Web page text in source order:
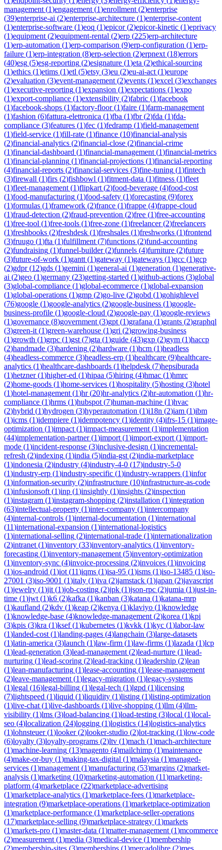
management (1)engagement (1)enrollment (2)enterprise
(39)enterprise-ai (2)enterprise-architecture (1)enterprise-content
(1)enterprise-software (1)eoq (1)epicor(2)epicor-kinetic (1)eprivacy
(1)equipment (2)equipment-rental (2)erp (225)erp-architecture
(1)erp-automation (1)erp-comparison (9)erp-configuration (1)erp-
failure (1)erp-integration (8)erp-selection (2)erpnext (18)errors
(40)esg (5)esg-reporting (2)esignature (1)eta (2)ethical-sourcing
(1)ethics (1)etims (1)etl (5)etsy (3)eu (2)eu-ai-act (1)europe
(2)evaluation (3)event-management (2)events (1)excel (3)exchanges
(1)executive-reporting (1)expansion (1)expectations (1)expo
(1)export-compliance (1)extensibility (2)fabric (1)facebook
(1)facebook-shops (1)factory-floor(1)faire (1)farm-management
(1)fashion (6)fattura-elettronica (1)fba (1)fbr(2)fda (1)fda-
compliance (3)features (1)fec (1)fedramp (1)field-management
(1)field-service (1)fill-rate (1)finance (10)financial-analysis
(2)financial-analytics (2)financial-close (2)financial-crime
(1)financial-dashboard (1)financial-management (1)financial-metrics
(1)financial-planning (1)financial-projections (1)financial-reporting
(4)financial-reports (2)financial-services (3)fine-tuning (1)fintech
(3)firewall (1)firs (2)fishbowl (1)fitment-data (1)fitness (1)fleet
(1)fleet-management (1)flipkart (2)food-beverage (4)food-cost
(1)food-manufacturing (1)food-safety (1)forecasting (9)forex
(1)formulas (1)framework (2)france (1)frappe (4)frappe-cloud
(1)fraud-detection (2)fraud-prevention (2)free (1)free-accounting
(1)free-tool (1)free-tools (1)free-zone (1)freelancer(2)freelancers
(1)freshbooks (2)freshdesk (1)freshsales (1)freshworks (1)frontend
(3)fruugo (1)fta (1)fulfillment (7)functions (2)fund-accounting
(2)fundraising (1)funnel-builder(2)funnels (4)furniture (2)future
(3)future-of-work (1)gantt (1)gateway (1)gateways (1)gcc (1)gcp
(2)gdpr(12)gds (1)gemini (1)general-ai (1)generation (1)generative-
ai (2)geo (1)germany (23)getting-started (1)github-actions (3)global
(3)global-compliance (1)global-ecommerce (1)global-expansion
(1)global-operations (1)gmp (2)go-live (2)gobd (1)gohighlevel
(76)google (1)google-analytics (2)google-business (1)google-
business-profile (1)google-cloud (2)google-pay (1)google-reviews
(1)governance (8)government (3)gpt (1)grafana (1)grants (2)graphql
(3)green-it (1)green-warehouse (1)gri (2)growing-business
(1)growth (1)grpc (1)gst (7)gta (1)guide (43)gxp (2)gym (1)haccp
(2)handmade (3)hardening (2)hardware (1)hcm (1)headless
(4)headless-commerce (3)headless-erp (1)healthcare (9)healthcare-
analytics (1)healthcare-dashboards (1)helpdesk (7)hepsiburada
(1)hetzner(1)higher-ed (1)hipaa (5)hiring (4)hmac (1)hmrc
(2)home-goods (1)home-services (1)hospitality (5)hosting (3)hotel
(1)hotel-management (1)hr(20)hr-analytics (2)hr-automation (1)hr-
compliance (1)hrms (1)hubspot (7)human-machine (1)hvac
(2)hybrid (1)hydrogen (3)hyperautomation (1)i18n (2)iam (1)ibm
(1)icms (1)idempiere (1)idempotency (1)identity (4)ifrs-15 (1)image-
optimization (1)impact (1)impact-measurement (1)implementation
(44)implementation-partner(1)import (1)import-export (1)import-
mode (1)incident-response (3)inclusive-design (1)incremental-
refresh (2)indexing (1)india (5)india-gst (2)india-marketplace
(1)indonesia (2)industry (4)industry-4-0 (17)industry-5-0
(1)industry-erp (1)industry-specific (1)industry-wrappers (1)infor
(1)information-security (2)infrastructure (10)infrastructure-as-code
(1)infusionsoft (1)inp (1)insightly (1)insights (2)inspection
(1)instagram (1)instagram-shopping (2)installation (1)integration
(63)intellectual-property (1)inter-company (1)intercompany
(4)internal-controls (1)internal-documentation (1)international
(11)international-expansion (1)international-logistics
(1)international-selling (2)international-trade (1)internationalization
(2)intranet (1)inventory (33)inventory-analytics (1)inventory-
forecasting (1)inventory-management (5)inventory-optimization
(1)inventory-sync (4)invoice-processing (2)invoices (1)invoicing
(1)ios-android (1)iot (11)iqms (1)isa-95 (1)isms (1)iso-13485 (1)iso-
27001 (3)iso-9001 (1)italy (1)iva (2)jamstack (1)japan (2)javascript
(1)jewelry (1)jit (1)job-costing (2)jpk (1)json-rpc (2)jumia (1)just-in-
time (1)jwt (1)k6 (2)kafka (1)kanban (3)katana (1)katana-mrp
(1)kaufland (2)kdv (1)keap (2)kenya (1)klaviyo (1)knowledge
(1)knowledge-base (4)knowledge-management (2)korea (1)kpi
(3)kpis (3)kra (1)ksef(1)kubernetes (1)kvkk (1)kyc (1)labor-law
(1)landed-cost (1)landing-pages (4)langchain (3)large-datasets
(1)latin-america (3)launch (1)law-firm (1)law-firms (1)lazada (1)lcp
(1)lead-generation (3)lead-management (2)lead-nurture (1)lead-
nurturing (1)lead-scoring (2)lead-tracking (1)leadership (2)lean
(1)lean-manufacturing (1)lease-accounting (1)lease-management
(2)leave-management (1)legacy-migration (1)legacy-systems
(1)legal (16)legal-billing (1)legal-tech (1)lgpd (1)licensing
(7)lightspeed (1)liquid (1)liquidity (1)listing (1)listing-optimization
(1)live-chat (1)live-dashboards (1)live-shopping (1)llm (4)llm-
visibility (1)lms (3)load-balancing (1)load-testing (3)local (1)local-
seo (4)localization (24)logging (1)logistics (14)logistics-analytics
(1)lohnsteuer(1)looker(2)looker-studio (2)lot-tracking (1)low-code
(6)loyalty (3)loyalty-programs (2)ltv (1)mach (1)mach-architecture
(1)machine-learning (13)magento (4)mailchimp (1)maintenance
(4)make-or-buy (1)making-tax-digital (1)malaysia (1)managed-
services (1)management (1)manufacturing (53)margins (2)market-
analysis (1)marketing (10)marketing-automation (11)marketing-
platform (4)marketplace (22)marketplace-advertising
(1)marketplace-analytics (1)marketplace-fees (1)marketplace-
integration (9)marketplace-operations (1)marketplace-optimization
(1)marketplace-performance (1)marketplace-seller-operations
(17)marketplace-selling (9)marketplace-strategy (1)markets
(1)markets-pro (1)master-data (1)matter-management (1)mcommerce
(2)measurement (1)media (3)medical-device (1)membership
(2)membership-sites (3)memberships (1)mercadolibre (2)mes